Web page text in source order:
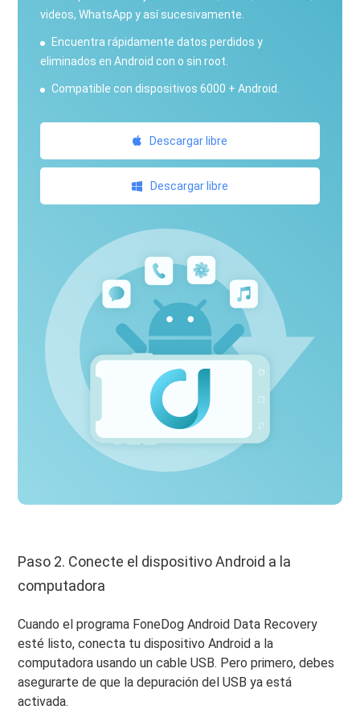
videos, WhatsApp y así sucesivamente.
Encuentra rápidamente datos perdidos y
eliminados en Android con o sin root.
Compatible con dispositivos 6000 + Android.
Descargar libre
Descargar libre
Paso 2. Conecte el dispositivo Android a la
computadora
Cuando el programa FoneDog Android Data Recovery
esté listo, conecta tu dispositivo Android a la
computadora usando un cable USB. Pero primero, debes
asegurarte de que la depuración del USB ya está
activada.